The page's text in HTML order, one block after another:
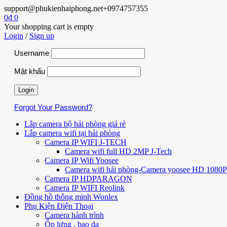
support@phukienhaiphong.net+0974757355
0₫ 0
Your shopping cart is empty
Login / Sign up
Username
Mật khẩu
Forgot Your Password?
Lắp camera bộ hải phòng giá rẻ
Lắp camera wifi tại hải phòng
Camera IP WIFI J-TECH
Camera wifi full HD 2MP J-Tech
Camera IP Wifi Yoosee
Camera wifi hải phòng-Camera yoosee HD
Camera IP HDPARAGON
Camera IP WIFI Reolink
Đồng hồ thông minh Wonlex
Phụ Kiện Điện Thoại
Camera hành trình
Ốp lưng , bao da